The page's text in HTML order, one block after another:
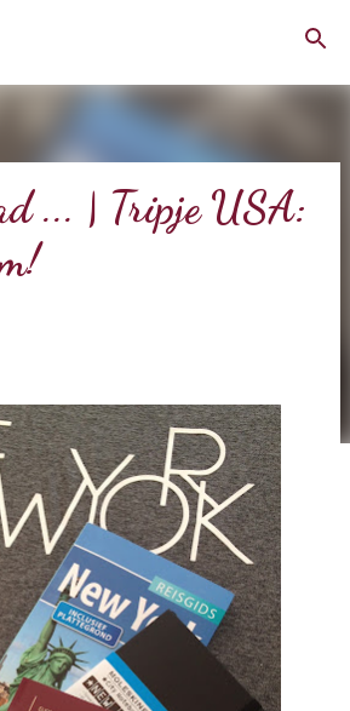
... | Tripje USA: